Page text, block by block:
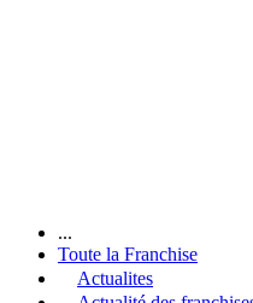
...
Toute la Franchise
Actualites